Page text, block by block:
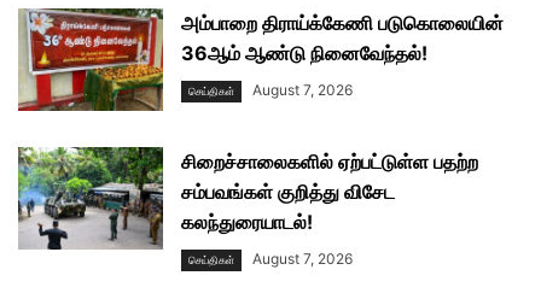
அம்பாறை திராய்க்கேணி படுகொலையின்
36ஆம் ஆண்டு நினைவேந்தல்!
செய்திகள் August 7, 2026
சிறைச்சாலைகளில் ஏற்பட்டுள்ள பதற்ற
சம்பவங்கள் குறித்து விசேட
கலந்துரையாடல்!
செய்திகள் August 7, 2026